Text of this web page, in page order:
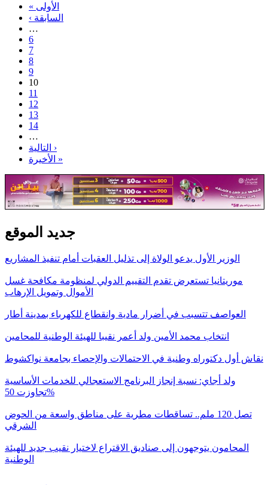
« الأولى
‹ السابقة
…
6
7
8
9
10
11
12
13
14
…
التالية ›
الأخيرة »
جديد الموقع
الوزير الأول يدعو الولاة إلى تذليل العقبات أمام تنفيذ المشاريع
موريتانيا تستعرض تقدم التقييم الدولي لمنظومة مكافحة غسل
الأموال وتمويل الإرهاب
العواصف تتسبب في أضرار مادية وانقطاع للكهرباء بمدينة أطار
انتخاب محمد الأمين ولد أعمر نقيبا للهيئة الوطنية للمحامين
نقاش أول دكتوراه وطنية في الاحتمالات والإحصاء بجامعة نواكشوط
ولد أجاي: نسبة إنجاز البرنامج الاستعجالي للخدمات الأساسية
تجاوزت 50%
تصل 120 ملم.. تساقطات مطرية على مناطق واسعة من الحوض
الشرقي
المحامون يتوجهون إلى صناديق الاقتراع لاختيار نقيب جديد للهيئة
الوطنية